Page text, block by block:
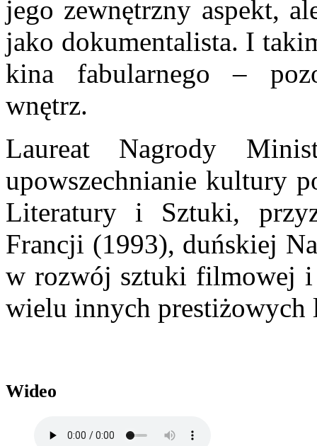
jego zewnętrzny aspekt,
jako dokumentalista. I
kina fabularnego –
wnętrz.
Laureat Nagrody
upowszechnianie kultury
Literatury i Sztuki,
Francji (1993), duńskiej
w rozwój sztuki filmowej
wielu innych prestiżowych
Wideo